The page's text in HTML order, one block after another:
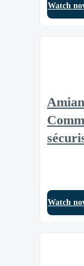
Watch
Watch